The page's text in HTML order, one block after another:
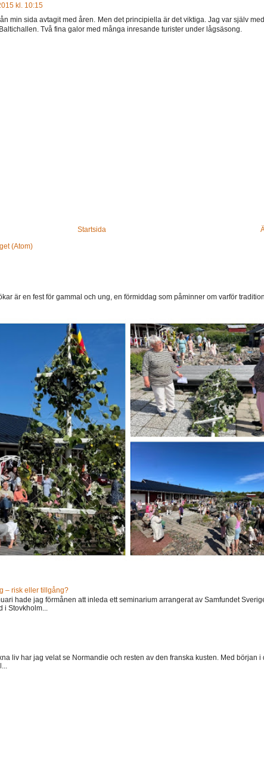
kl. 10:15
min sida avtagit med åren. Men det principiella är det viktiga. Jag var själv
Två fina galor med många inresande turister under lågsäsong.
Startsida
(Atom)
är en fest för gammal och ung, en förmiddag som påminner om varför
– risk eller tillgång?
hade jag förmånen att inleda ett seminarium arrangerat av Samfundet
i Stovkholm...
liv har jag velat se Normandie och resten av den franska kusten. Med början i